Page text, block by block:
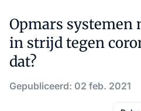
Opmars systemen
in strijd tegen
dat?
Gepubliceerd: 02 feb. 2021